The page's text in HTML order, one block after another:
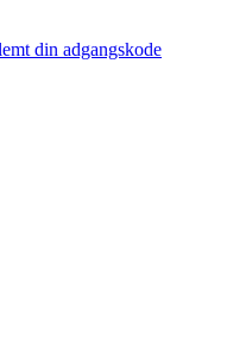
din adgangskode